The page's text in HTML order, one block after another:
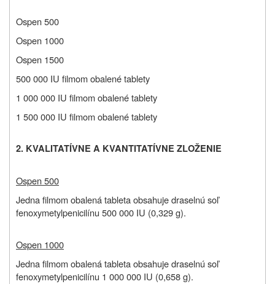
Ospen 500
Ospen 1000
Ospen 1500
500 000 IU filmom obalené tablety
1 000 000 IU filmom obalené tablety
1 500 000 IU filmom obalené tablety
2. KVALITATÍVNE A KVANTITATÍVNE ZLOŽENIE
Ospen 500
Jedna filmom obalená tableta obsahuje draselnú soľ
fenoxymetylpenicilínu 500 000 IU (0,329 g).
Ospen 1000
Jedna filmom obalená tableta obsahuje draselnú soľ
fenoxymetylpenicilínu 1 000 000 IU (0,658 g).